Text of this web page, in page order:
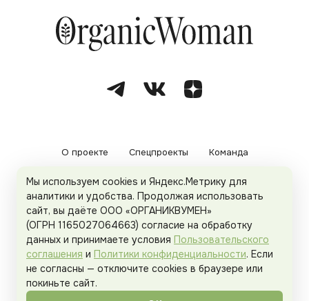
О проекте Спецпроекты Команда
Рекламодателям Политика конфиденциальности
Пользовательское соглашение
Organicwoman.ru . Все права защищены.
Мы используем cookies и Яндекс.Метрику для
аналитики и удобства. Продолжая использовать
сайт, вы даёте ООО «ОРГАНИКВУМЕН»
(ОГРН 1165027064663) согласие на обработку
данных и принимаете условия Пользовательского
соглашения и Политики конфиденциальности. Если
не согласны — отключите cookies в браузере или
покиньте сайт.